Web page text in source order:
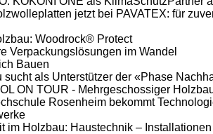
jetzt bei PAVATEX: für
Woodrock® Protect
Verpackungslösungen im Wandel
Bauen
sucht als Unterstützer der «Phase
ON TOUR - Mehrgeschossiger
Rosenheim bekommt
im Holzbau: Haustechnik –